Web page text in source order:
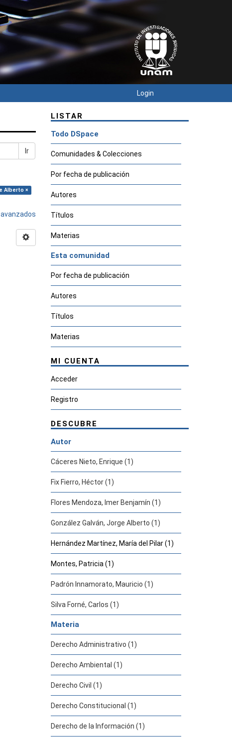
Login
Ir
Alberto ×
LISTAR
Todo DSpace
Comunidades & Colecciones
Por fecha de publicación
Autores
Títulos
Materias
Esta comunidad
Por fecha de publicación
Autores
Títulos
Materias
MI CUENTA
Acceder
Registro
DESCUBRE
Autor
Cáceres Nieto, Enrique (1)
Fix Fierro, Héctor (1)
Flores Mendoza, Imer Benjamín (1)
González Galván, Jorge Alberto (1)
Hernández Martínez, María del Pilar (1)
Montes, Patricia (1)
Padrón Innamorato, Mauricio (1)
Silva Forné, Carlos (1)
Materia
Derecho Administrativo (1)
Derecho Ambiental (1)
Derecho Civil (1)
Derecho Constitucional (1)
Derecho de la Información (1)